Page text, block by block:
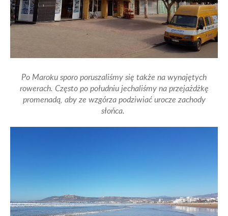
Po Maroku sporo poruszaliśmy się także na wynajętych
rowerach. Często po południu jechaliśmy na przejażdżkę
promenadą, aby ze wzgórza podziwiać urocze zachody
słońca.